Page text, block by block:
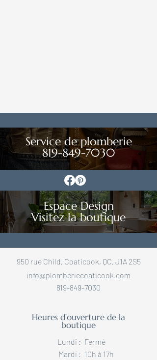
Service de plomberie
819-849-7030
Espace Design
Visitez la boutique
950 rue Child, Coaticook, QC, J1A 2S5
info@plomberiecoaticook.com
819-849-7030
Heures d'ouverture de la
boutique
Lundi :
Mardi :
Fermé
10h à 17h